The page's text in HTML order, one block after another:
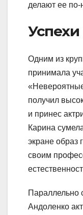
делают ее
Одним из
принимала
получил
и принес
Карина
экране образ
своим
Параллельно
Андоленко